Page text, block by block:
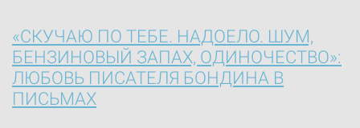
«СКУЧАЮ ПО ТЕБЕ. НАДОЕЛО. ШУМ,
БЕНЗИНОВЫЙ ЗАПАХ, ОДИНОЧЕСТВО»:
ЛЮБОВЬ ПИСАТЕЛЯ БОНДИНА В
ПИСЬМАХ